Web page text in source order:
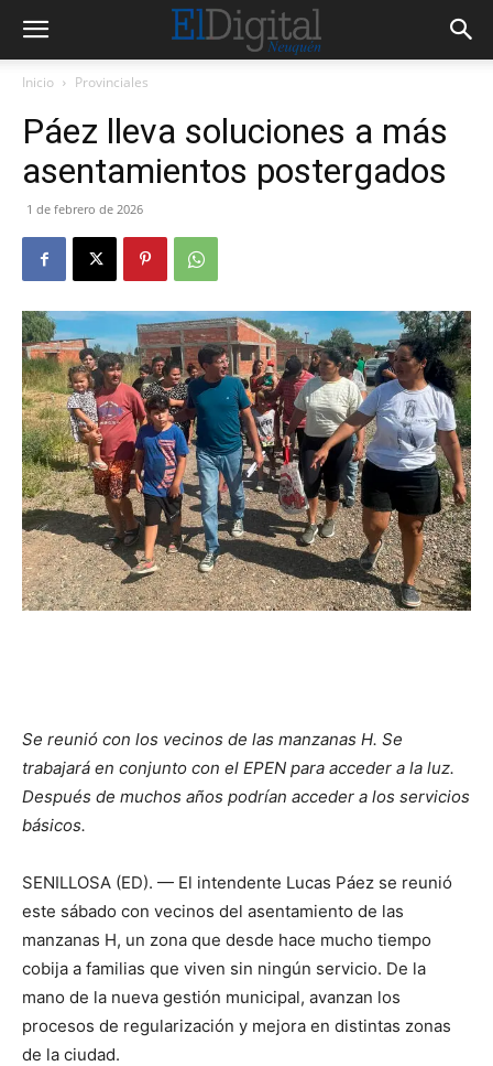
Inicio Provinciales
Páez lleva soluciones a más
asentamientos postergados
1 de febrero de 2026
Se reunió con los vecinos de las manzanas H. Se
trabajará en conjunto con el EPEN para acceder a la luz.
Después de muchos años podrían acceder a los servicios
básicos.
SENILLOSA (ED). — El intendente Lucas Páez se reunió
este sábado con vecinos del asentamiento de las
manzanas H, un zona que desde hace mucho tiempo
cobija a familias que viven sin ningún servicio. De la
mano de la nueva gestión municipal, avanzan los
procesos de regularización y mejora en distintas zonas
de la ciudad.